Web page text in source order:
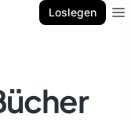
Loslegen